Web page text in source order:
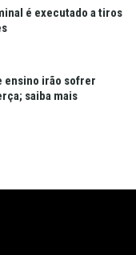
é executado a tiros
ensino irão sofrer
saiba mais